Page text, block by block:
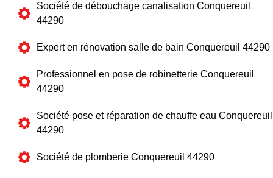
Société de débouchage canalisation Conquereuil
44290
Expert en rénovation salle de bain Conquereuil 44290
Professionnel en pose de robinetterie Conquereuil
44290
Société pose et réparation de chauffe eau Conquereuil
44290
Société de plomberie Conquereuil 44290